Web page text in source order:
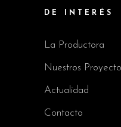
DE INTERÉS
La Productora
Nuestros
Actualidad
Contacto